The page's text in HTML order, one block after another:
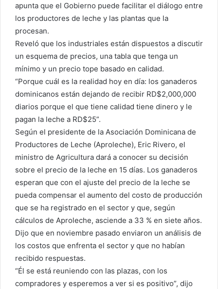
apunta que el Gobierno puede facilitar el diálogo entre
los productores de leche y las plantas que la
procesan.
Reveló que los industriales están dispuestos a discutir
un esquema de precios, una tabla que tenga un
mínimo y un precio tope basado en calidad.
“Porque cuál es la realidad hoy en día: los ganaderos
dominicanos están dejando de recibir RD$2,000,000
diarios porque el que tiene calidad tiene dinero y le
pagan la leche a RD$25”.
Según el presidente de la Asociación Dominicana de
Productores de Leche (Aproleche), Eric Rivero, el
ministro de Agricultura dará a conocer su decisión
sobre el precio de la leche en 15 días. Los ganaderos
esperan que con el ajuste del precio de la leche se
pueda compensar el aumento del costo de producción
que se ha registrado en el sector y que, según
cálculos de Aproleche, asciende a 33 % en siete años.
Dijo que en noviembre pasado enviaron un análisis de
los costos que enfrenta el sector y que no habían
recibido respuestas.
“Él se está reuniendo con las plazas, con los
compradores y esperemos a ver si es positivo”, dijo